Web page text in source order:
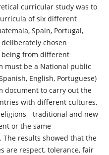
curricular study was to
of six different
Spain, Portugal,
chosen
being from different
must be a National public
English, Portuguese)
document to carry out the
with different cultures,
- traditional and new
or the same
The results showed that the
are respect, tolerance, fair